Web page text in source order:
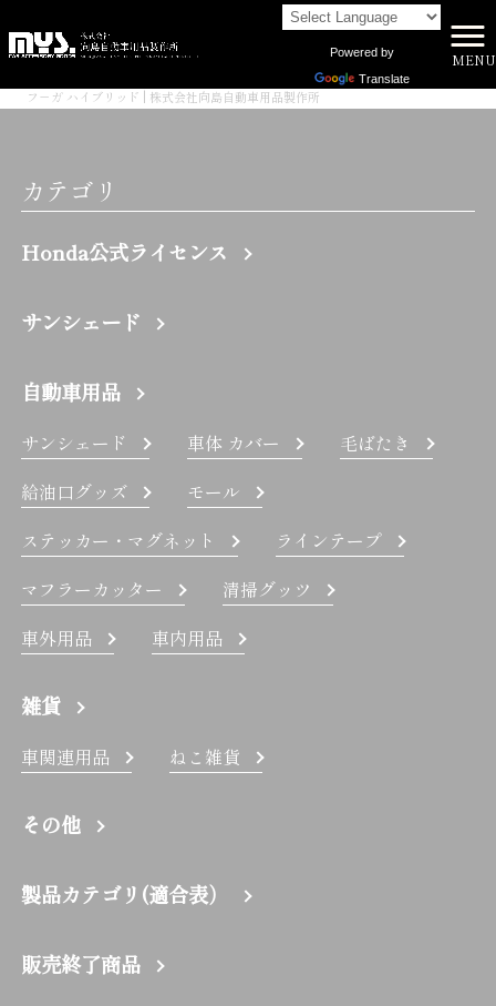
Powered by
Translate
MENU
フ－ガ ハイブリッド | 株式会社向島自動車用品製作所
カテゴリ
Honda公式ライセンス
サンシェード
自動車用品
サンシェード 車体 カバー
毛ばたき
給油口グッズ
モール
ステッカー・マグネット
ラインテープ
マフラーカッター
清掃グッツ
車外用品
車内用品
雑貨
車関連用品 ねこ雑貨
その他
製品カテゴリ(適合表）
販売終了商品